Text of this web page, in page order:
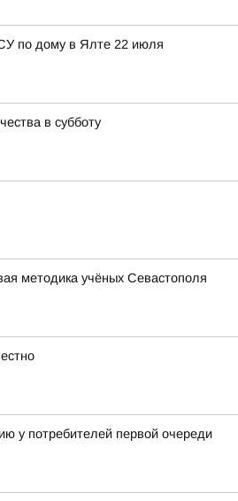
по дому в Ялте 22 июля
в субботу
методика учёных Севастополя
у потребителей первой очереди